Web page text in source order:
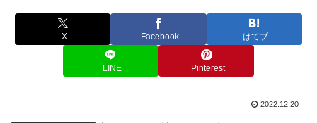
X Facebook はてブ
LINE Pinterest
2022.12.20